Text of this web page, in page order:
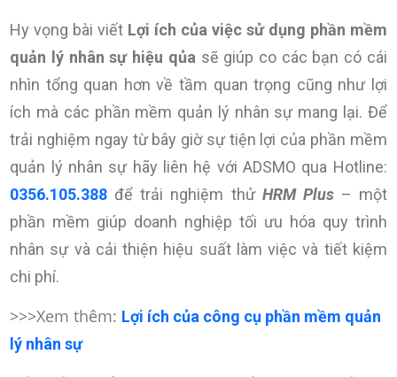
Hy vọng bài viết Lợi ích của việc sử dụng phần mềm
quản lý nhân sự hiệu qủa sẽ giúp co các bạn có cái
nhìn tổng quan hơn về tầm quan trọng cũng như lợi
ích mà các phần mềm quản lý nhân sự mang lại. Để
trải nghiệm ngay từ bây giờ sự tiện lợi của phần mềm
quản lý nhân sự hãy liên hệ với ADSMO qua Hotline:
0356.105.388 để trải nghiệm thửHRM Plus – một
phần mềm giúp doanh nghiệp tối ưu hóa quy trình
nhân sự và cải thiện hiệu suất làm việc và tiết kiệm
chi phí.
>>>Xem thêm: Lợi ích của công cụ phần mềm quản
lý nhân sự